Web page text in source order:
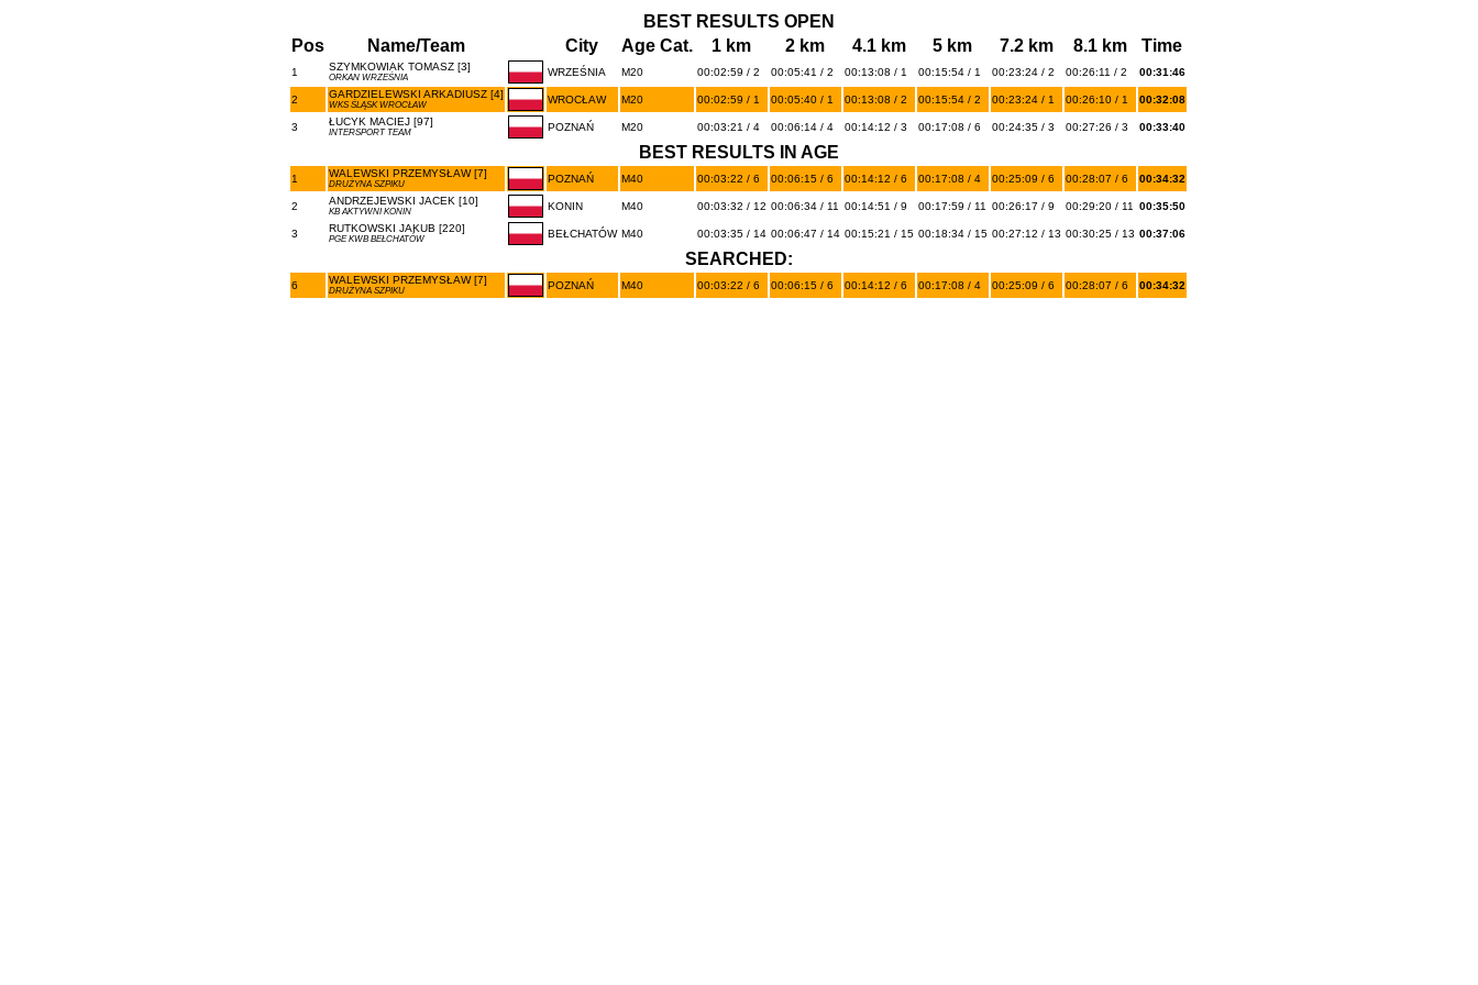
BEST RESULTS OPEN
Pos
Name/Team City Age Cat. 1 km 2 km 4.1 km 5 km 7.2 km 8.1 km Time
1 SZYMKOWIAK TOMASZ [3]
ORKAN WRZEŚNIA WRZEŚNIA M20 00:02:59 / 2 00:05:41 / 2 00:13:08 / 1 00:15:54 / 1 00:23:24 / 2 00:26:11 / 2 00:31:46
2 GARDZIELEWSKI ARKADIUSZ [4]
WKS ŚLĄSK WROCŁAW WROCŁAW M20 00:02:59 / 1 00:05:40 / 1 00:13:08 / 2 00:15:54 / 2 00:23:24 / 1 00:26:10 / 1 00:32:08
3 ŁUCYK MACIEJ [97]
INTERSPORT TEAM POZNAŃ M20 00:03:21 / 4 00:06:14 / 4 00:14:12 / 3 00:17:08 / 6 00:24:35 / 3 00:27:26 / 3 00:33:40
BEST RESULTS IN AGE
1 WALEWSKI PRZEMYSŁAW [7]
DRUŻYNA SZPIKU POZNAŃ M40 00:03:22 / 6 00:06:15 / 6 00:14:12 / 6 00:17:08 / 4 00:25:09 / 6 00:28:07 / 6 00:34:32
2 ANDRZEJEWSKI JACEK [10]
KB AKTYWNI KONIN KONIN M40 00:03:32 / 12 00:06:34 / 11 00:14:51 / 9 00:17:59 / 11 00:26:17 / 9 00:29:20 / 11 00:35:50
3 RUTKOWSKI JAKUB [220]
PGE KWB BEŁCHATÓW BEŁCHATÓW M40 00:03:35 / 14 00:06:47 / 14 00:15:21 / 15 00:18:34 / 15 00:27:12 / 13 00:30:25 / 13 00:37:06
SEARCHED:
6 WALEWSKI PRZEMYSŁAW [7]
DRUŻYNA SZPIKU POZNAŃ M40 00:03:22 / 6 00:06:15 / 6 00:14:12 / 6 00:17:08 / 4 00:25:09 / 6 00:28:07 / 6 00:34:32